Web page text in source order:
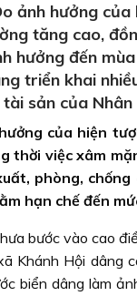
ảnh hưởng
tăng cao,
hưởng đến
triển khai
sản của Nhân
của hiện
thời việc xâm
phòng,
hạn chế đến
bước vào cao
Khánh Hội dâng
biển dâng làm